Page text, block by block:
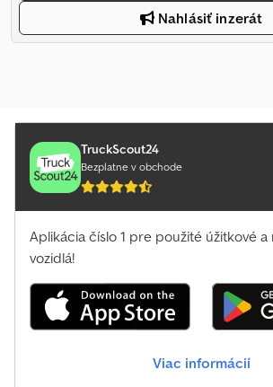
Nahlásiť inzerát
TruckScout24
Bezplatne v obchode
Aplikácia číslo 1 pre použité úžitkové
vozidlá!
Viac informácií